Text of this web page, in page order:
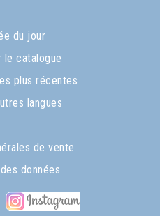
du jour
le catalogue
plus récentes
langues
de vente
données